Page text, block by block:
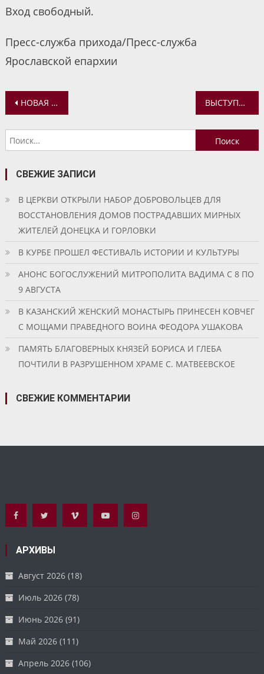
Вход свободный.
Пресс-служба прихода/Пресс-служба
Ярославской епархии
Навигация
по
записям
НОВАЯ ВСТРЕЧА «СОВЕТА ОТЦОВ» ПОСВЯЩЕНА ТЕМА «БОГ ЕСТЬ ЛЮБОВЬ» ВЫСТУПЛЕНИЕ СВЯТЕЙШЕГО ПАТРИАРХА КИРИЛЛА НА ЗАСЕДАНИИ ВЫСШЕГО ЦЕРКОВНОГО СОВЕТА 16 ИЮНЯ 2026 ГОДА
Найти:
СВЕЖИЕ ЗАПИСИ
В ЦЕРКВИ ОТКРЫЛИ НАБОР ДОБРОВОЛЬЦЕВ ДЛЯ
ВОССТАНОВЛЕНИЯ ДОМОВ ПОСТРАДАВШИХ МИРНЫХ
ЖИТЕЛЕЙ ДОНЕЦКА И ГОРЛОВКИ
В КУРБЕ ПРОШЕЛ ФЕСТИВАЛЬ ИСТОРИИ И КУЛЬТУРЫ
АНОНС БОГОСЛУЖЕНИЙ МИТРОПОЛИТА ВАДИМА С 8 ПО
9 АВГУСТА
В КАЗАНСКИЙ ЖЕНСКИЙ МОНАСТЫРЬ ПРИНЕСЕН КОВЧЕГ
С МОЩАМИ ПРАВЕДНОГО ВОИНА ФЕОДОРА УШАКОВА
ПАМЯТЬ БЛАГОВЕРНЫХ КНЯЗЕЙ БОРИСА И ГЛЕБА
ПОЧТИЛИ В РАЗРУШЕННОМ ХРАМЕ С. МАТВЕЕВСКОЕ
СВЕЖИЕ КОММЕНТАРИИ
АРХИВЫ
Август 2026 (18)
Июль 2026 (78)
Июнь 2026 (91)
Май 2026 (111)
Апрель 2026 (106)